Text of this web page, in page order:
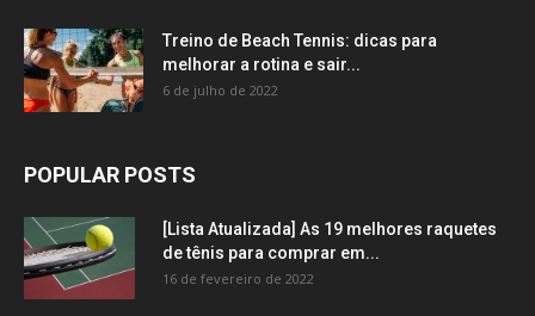
Treino de Beach Tennis: dicas para
melhorar a rotina e sair...
6 de julho de 2022
POPULAR POSTS
[Lista Atualizada] As 19 melhores raquetes
de tênis para comprar em...
16 de fevereiro de 2022